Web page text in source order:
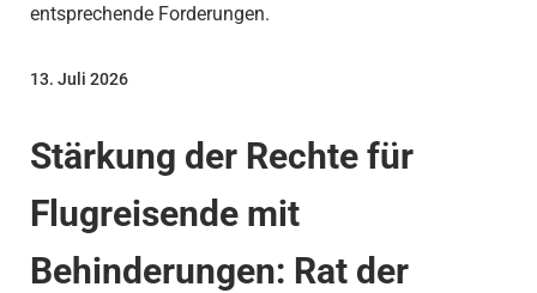
entsprechende Forderungen.
Stärkung der Rechte für
Flugreisende mit
Behinderungen: Rat der
13. Juli 2026